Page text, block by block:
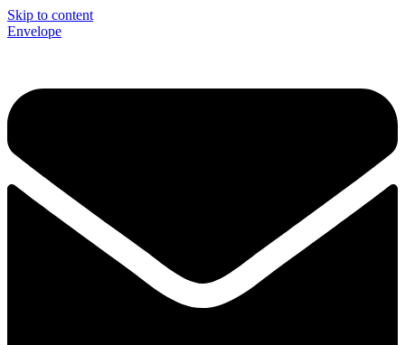
Skip to content
Envelope